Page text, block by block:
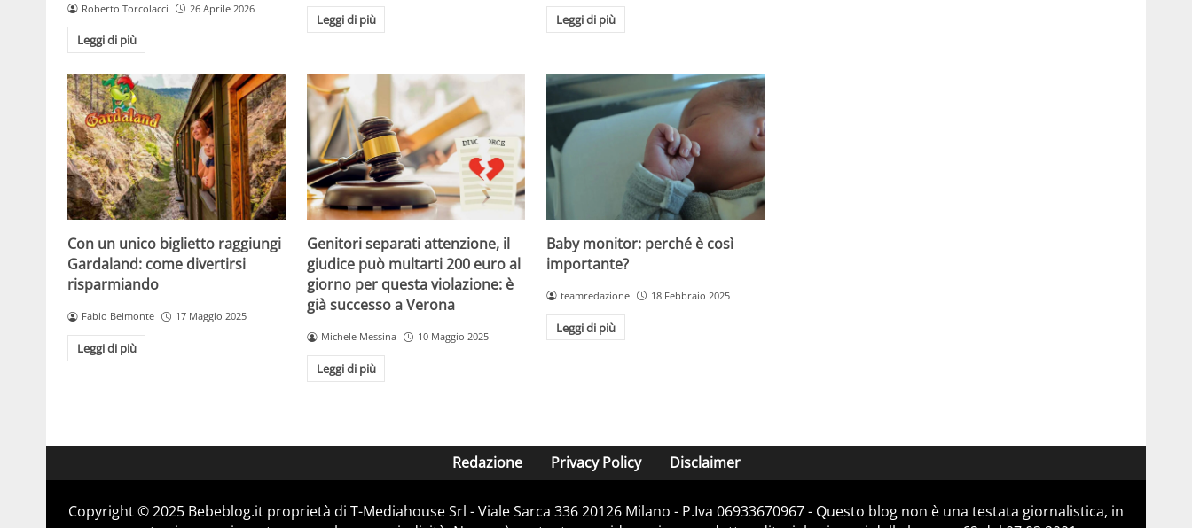
Roberto Torcolacci 26 Aprile 2026
Leggi di più
Leggi di più Leggi di più
Con un unico biglietto raggiungi
Gardaland: come divertirsi
risparmiando
Fabio Belmonte 17 Maggio 2025
Leggi di più
Genitori separati attenzione, il
giudice può multarti 200 euro al
giorno per questa violazione: è
già successo a Verona
Michele Messina 10 Maggio 2025
Leggi di più
Baby monitor: perché è così
importante?
teamredazione 18 Febbraio 2025
Leggi di più
Redazione Privacy Policy Disclaimer
Copyright © 2025 Bebeblog.it proprietà di T-Mediahouse Srl - Viale Sarca 336 20126 Milano - P.Iva 06933670967 - Questo blog non è una testata giornalistica, in